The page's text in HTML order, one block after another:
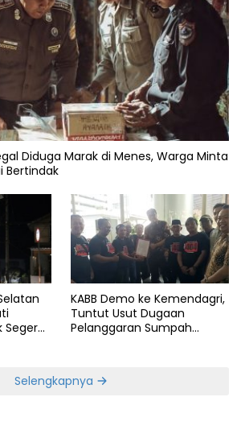
Diduga Marak di Menes, Warga Minta
Bertindak
Segera
KABB Demo ke Kemendagri,
Tuntut Usut Dugaan
Pelanggaran Sumpah
Selengkapnya